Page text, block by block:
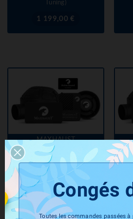
Tuning)
Prix1 199,00 €
MAXHAUST
Active Sound Booster VW
GOLF 7 1,6 2,0 GTD TDI
Diesel (2012+)(Maxhaust)
Prix1 490,00 €
Congés
Toutes les commandes passées à